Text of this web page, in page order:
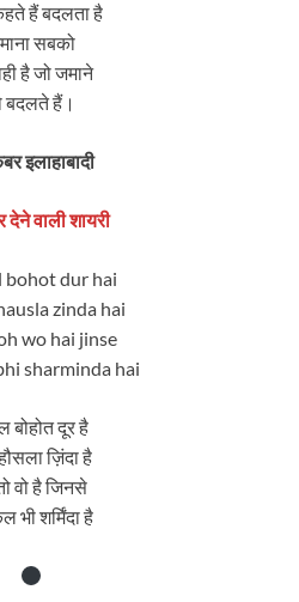
हैं बदलता है
सबको
है जो जमाने
बदलते हैं।
इलाहाबादी
देने वाली शायरी
bohot dur hai
zinda hai
wo hai jinse
sharminda hai
बोहोत दूर है
ज़िंदा है
वो है जिनसे
भी शर्मिंदा है